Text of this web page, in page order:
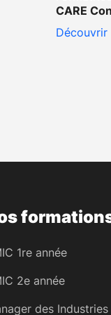
CARE
Découvrir
1re année
2e année
des Industries